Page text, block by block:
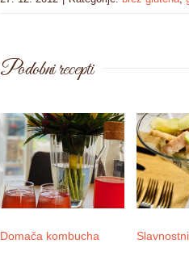
Podobni recepti
Domača kombucha